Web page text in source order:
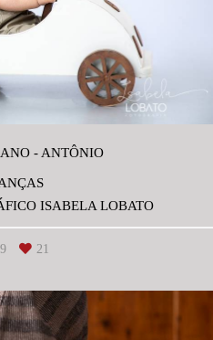
- ANTÔNIO
ISABELA LOBATO
21